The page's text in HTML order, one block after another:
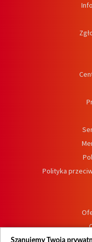
Polityka
Szanujemy Twoją